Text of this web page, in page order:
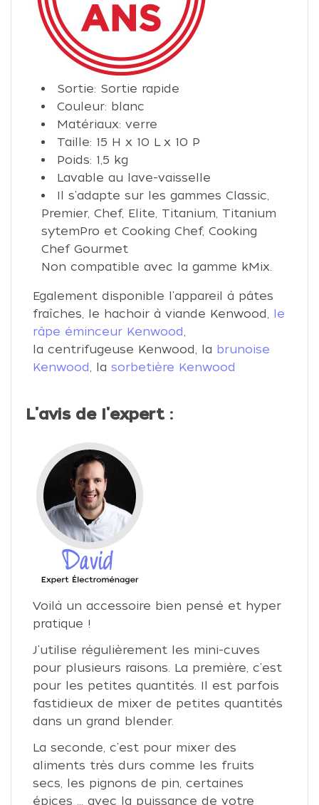
Sortie: Sortie rapide
Couleur: blanc
Matériaux: verre
Taille: 15 H x 10 L x 10 P
Poids: 1,5 kg
Lavable au lave-vaisselle
Il s'adapte sur les gammes Classic,
Premier, Chef, Elite, Titanium, Titanium
sytemPro et Cooking Chef, Cooking
Chef Gourmet
Non compatible avec la gamme kMix.
Egalement disponible l'appareil à pâtes
fraîches, le hachoir à viande Kenwood, le
râpe éminceur Kenwood ,
la centrifugeuse Kenwood, la brunoise
Kenwood , la sorbetière Kenwood
L'avis de l'expert :
Voilà un accessoire bien pensé et hyper
pratique !
J'utilise régulièrement les mini-cuves
pour plusieurs raisons. La première, c'est
pour les petites quantités. Il est parfois
fastidieux de mixer de petites quantités
dans un grand blender.
La seconde, c'est pour mixer des
aliments très durs comme les fruits
secs, les pignons de pin, certaines
épices ... avec la puissance de votre